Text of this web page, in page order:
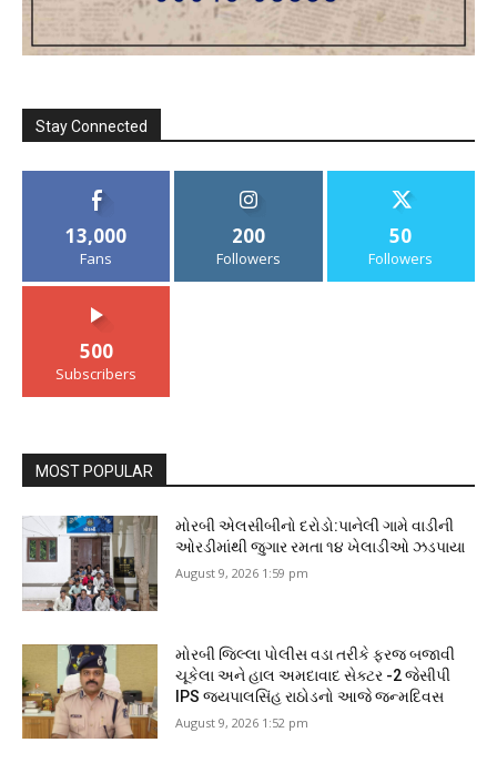
Stay Connected
13,000
Fans
200
Followers
50
Followers
500
Subscribers
MOST POPULAR
મોરબી એલસીબીનો દરોડો:પાનેલી ગામે વાડીની
ઓરડીમાંથી જુગાર રમતા ૧૪ ખેલાડીઓ ઝડપાયા
August 9, 2026 1:59 pm
મોરબી જિલ્લા પોલીસ વડા તરીકે ફરજ બજાવી
ચૂકેલા અને હાલ અમદાવાદ સેક્ટર -2 જેસીપી
IPS જયપાલસિંહ રાઠોડનો આજે જન્મદિવસ
August 9, 2026 1:52 pm